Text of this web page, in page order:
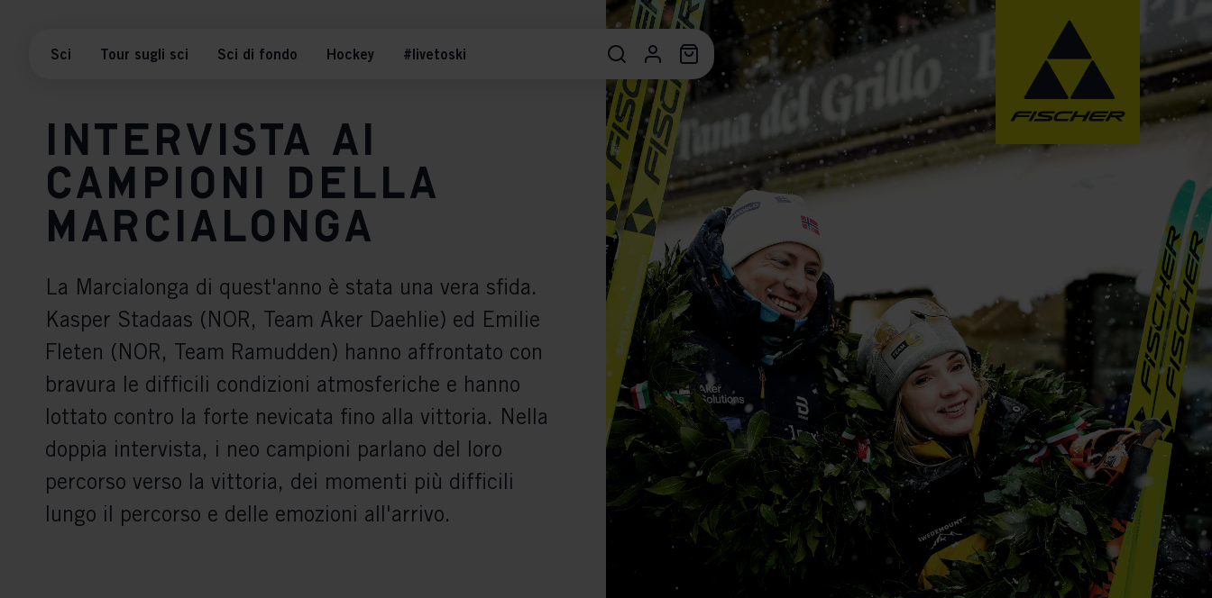
Sci Tour sugli sci Sci di fondo Hockey #livetoski
Intervista ai
campioni della
Marcialonga
La Marcialonga di quest'anno è stata una vera sfida.
Kasper Stadaas (NOR, Team Aker Daehlie) ed Emilie
Fleten (NOR, Team Ramudden) hanno affrontato con
bravura le difficili condizioni atmosferiche e hanno
lottato contro la forte nevicata fino alla vittoria. Nella
doppia intervista, i neo campioni parlano del loro
percorso verso la vittoria, dei momenti più difficili
lungo il percorso e delle emozioni all'arrivo.